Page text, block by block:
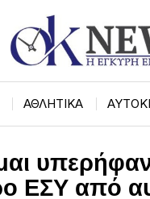
ΑΘΛΗΤΙΚΑ
ΕΣΥ από